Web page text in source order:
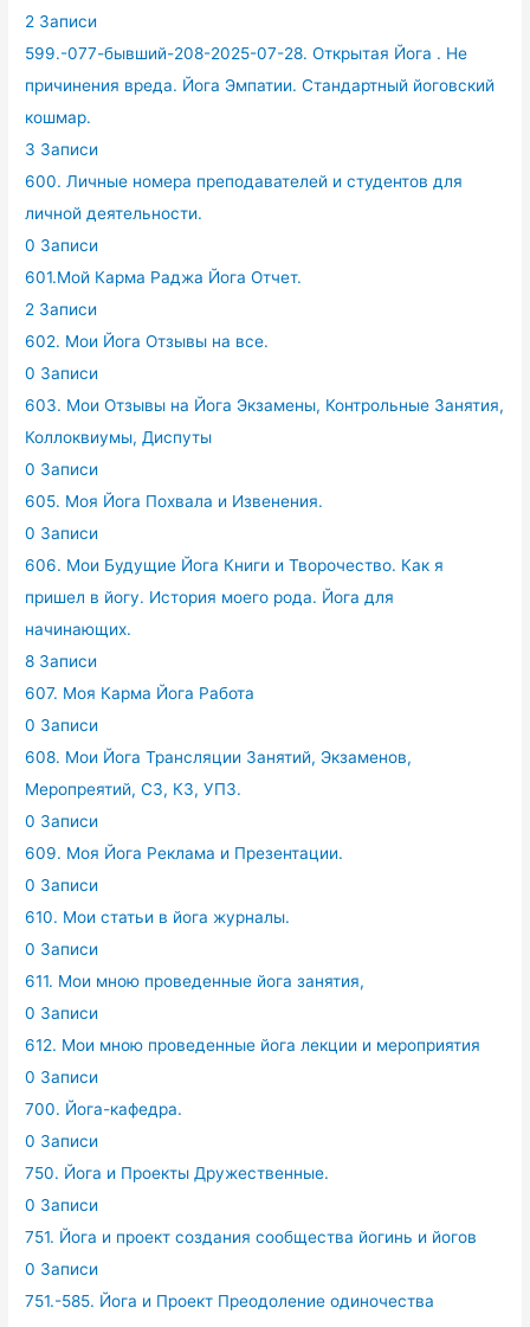
2 Записи
599.-077-бывший-208-2025-07-28. Открытая Йога . Не
причинения вреда. Йога Эмпатии. Стандартный йоговский
кошмар.
3 Записи
600. Личные номера преподавателей и студентов для
личной деятельности.
0 Записи
601.Мой Карма Раджа Йога Отчет.
2 Записи
602. Мои Йога Отзывы на все.
0 Записи
603. Мои Отзывы на Йога Экзамены, Контрольные Занятия,
Коллоквиумы, Диспуты
0 Записи
605. Моя Йога Похвала и Извенения.
0 Записи
606. Мои Будущие Йога Книги и Творочество. Как я
пришел в йогу. История моего рода. Йога для
начинающих.
8 Записи
607. Моя Карма Йога Работа
0 Записи
608. Мои Йога Трансляции Занятий, Экзаменов,
Меропреятий, СЗ, КЗ, УПЗ.
0 Записи
609. Моя Йога Реклама и Презентации.
0 Записи
610. Мои статьи в йога журналы.
0 Записи
611. Мои мною проведенные йога занятия,
0 Записи
612. Мои мною проведенные йога лекции и мероприятия
0 Записи
700. Йога-кафедра.
0 Записи
750. Йога и Проекты Дружественные.
0 Записи
751. Йога и проект создания сообщества йогинь и йогов
0 Записи
751.-585. Йога и Проект Преодоление одиночества